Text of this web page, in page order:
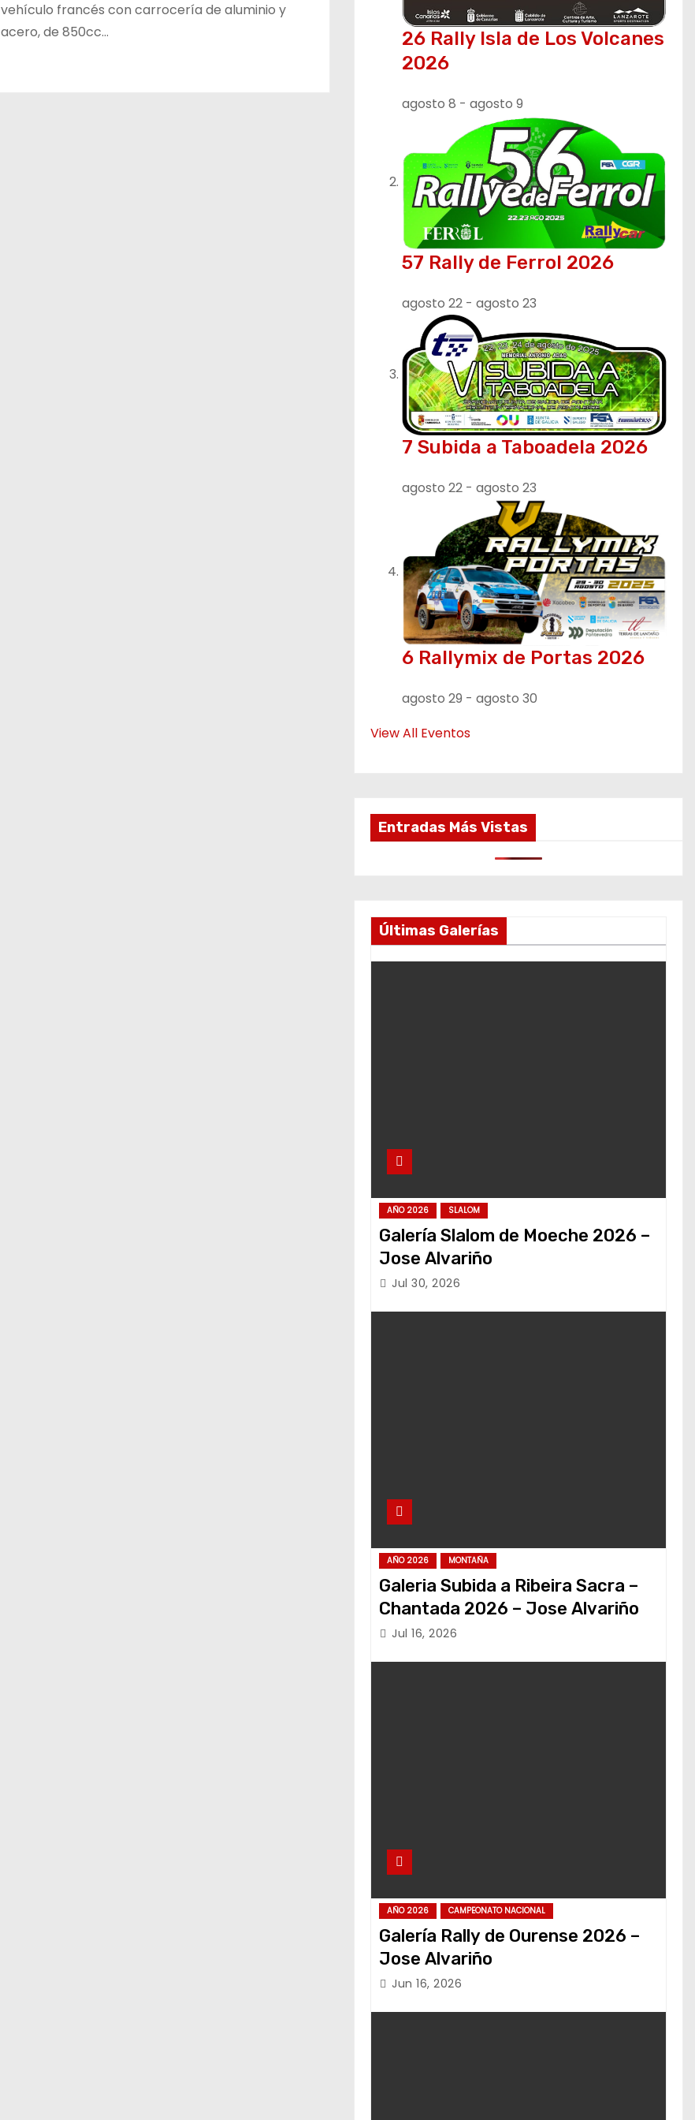
vehículo francés con carrocería de aluminio y
acero, de 850cc…
26 Rally Isla de Los Volcanes
2026
agosto 8 - agosto 9
57 Rally de Ferrol 2026
agosto 22 - agosto 23
7 Subida a Taboadela 2026
agosto 22 - agosto 23
6 Rallymix de Portas 2026
agosto 29 - agosto 30
View All Eventos
Entradas Más Vistas
Últimas Galerías
AÑO 2026 SLALOM
Galería Slalom de Moeche 2026 –
Jose Alvariño
Jul 30, 2026
AÑO 2026 MONTAÑA
Galeria Subida a Ribeira Sacra –
Chantada 2026 – Jose Alvariño
Jul 16, 2026
AÑO 2026 CAMPEONATO NACIONAL
Galería Rally de Ourense 2026 –
Jose Alvariño
Jun 16, 2026